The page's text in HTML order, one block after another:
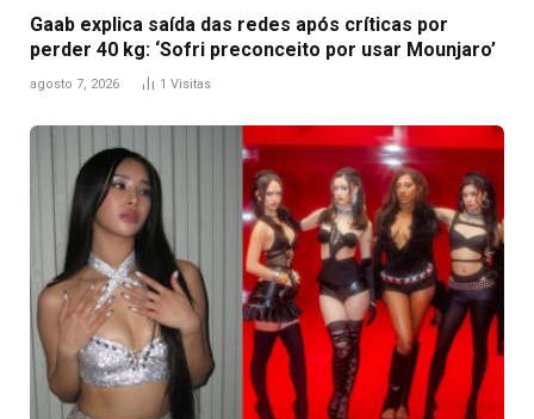
Gaab explica saída das redes após críticas por
perder 40 kg: ‘Sofri preconceito por usar Mounjaro’
agosto 7, 2026 1 Visitas